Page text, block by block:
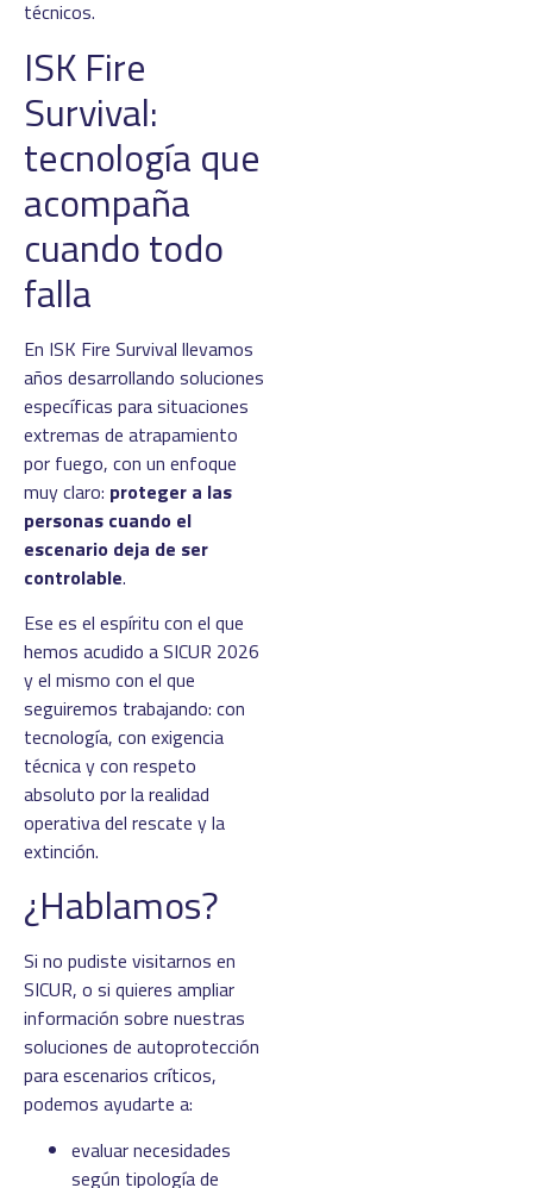
técnicos.
ISK Fire
Survival:
tecnología que
acompaña
cuando todo
falla
En ISK Fire Survival llevamos
años desarrollando soluciones
específicas para situaciones
extremas de atrapamiento
por fuego, con un enfoque
muy claro: proteger a las
personas cuando el
escenario deja de ser
controlable.
Ese es el espíritu con el que
hemos acudido a SICUR 2026
y el mismo con el que
seguiremos trabajando: con
tecnología, con exigencia
técnica y con respeto
absoluto por la realidad
operativa del rescate y la
extinción.
¿Hablamos?
Si no pudiste visitarnos en
SICUR, o si quieres ampliar
información sobre nuestras
soluciones de autoprotección
para escenarios críticos,
podemos ayudarte a:
evaluar necesidades
según tipología de